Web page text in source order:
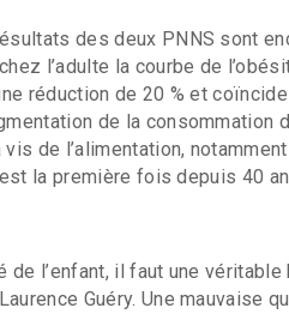
des deux PNNS sont
l’adulte la courbe de
réduction de 20 % et
de la
de l’alimentation,
la première fois depuis 40
de l’enfant, il faut une
Guéry. Une mauvaise